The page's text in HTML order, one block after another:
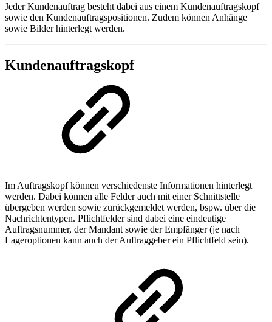
Jeder Kundenauftrag besteht dabei aus einem Kundenauftragskopf
sowie den Kundenauftragspositionen. Zudem können Anhänge
sowie Bilder hinterlegt werden.
Kundenauftragskopf
Im Auftragskopf können verschiedenste Informationen hinterlegt
werden. Dabei können alle Felder auch mit einer Schnittstelle
übergeben werden sowie zurückgemeldet werden, bspw. über die
Nachrichtentypen. Pflichtfelder sind dabei eine eindeutige
Auftragsnummer, der Mandant sowie der Empfänger (je nach
Lageroptionen kann auch der Auftraggeber ein Pflichtfeld sein).